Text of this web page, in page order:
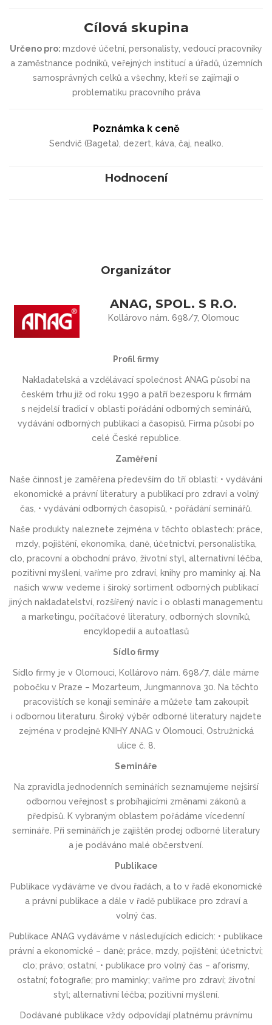
Cílová skupina
Určeno pro: mzdové účetní, personalisty, vedoucí pracovníky
a zaměstnance podniků, veřejných institucí a úřadů, územních
samosprávných celků a všechny, kteří se zajímají o
problematiku pracovního práva
Poznámka k ceně
Sendvič (Bageta), dezert, káva, čaj, nealko.
Hodnocení
Organizátor
ANAG, SPOL. S R.O.
Kollárovo nám. 698/7, Olomouc
Profil firmy
Nakladatelská a vzdělávací společnost ANAG působí na
českém trhu již od roku 1990 a patří bezesporu k firmám
s nejdelší tradicí v oblasti pořádání odborných seminářů,
vydávání odborných publikací a časopisů. Firma působí po
celé České republice.
Zaměření
Naše činnost je zaměřena především do tří oblastí: • vydávání
ekonomické a právní literatury a publikací pro zdraví a volný
čas, • vydávání odborných časopisů, • pořádání seminářů.
Naše produkty naleznete zejména v těchto oblastech: práce,
mzdy, pojištění, ekonomika, daně, účetnictví, personalistika,
clo, pracovní a obchodní právo, životní styl, alternativní léčba,
pozitivní myšlení, vaříme pro zdraví, knihy pro maminky aj. Na
našich www vedeme i široký sortiment odborných publikací
jiných nakladatelství, rozšířený navíc i o oblasti managementu
a marketingu, počítačové literatury, odborných slovníků,
encyklopedií a autoatlasů
Sídlo firmy
Sídlo firmy je v Olomouci, Kollárovo nám. 698/7, dále máme
pobočku v Praze – Mozarteum, Jungmannova 30. Na těchto
pracovištích se konají semináře a můžete tam zakoupit
i odbornou literaturu. Široký výběr odborné literatury najdete
zejména v prodejně KNIHY ANAG v Olomouci, Ostružnická
ulice č. 8.
Semináře
Na zpravidla jednodenních seminářích seznamujeme nejširší
odbornou veřejnost s probíhajícími změnami zákonů a
předpisů. K vybraným oblastem pořádáme vícedenní
semináře. Při seminářích je zajištěn prodej odborné literatury
a je podáváno malé občerstvení.
Publikace
Publikace vydáváme ve dvou řadách, a to v řadě ekonomické
a právní publikace a dále v řadě publikace pro zdraví a
volný čas.
Publikace ANAG vydáváme v následujících edicích: • publikace
právní a ekonomické – daně; práce, mzdy, pojištění; účetnictví;
clo; právo; ostatní, • publikace pro volný čas – aforismy,
ostatní; fotografie; pro maminky; vaříme pro zdraví; životní
styl; alternativní léčba; pozitivní myšlení.
Dodávané publikace vždy odpovídají platnému právnímu